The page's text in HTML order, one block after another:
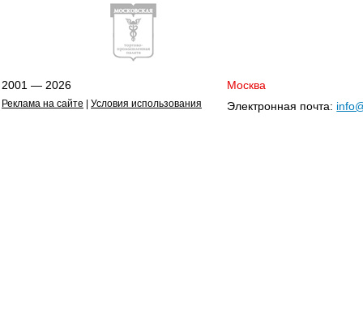
2001 — 2026
Реклама на сайте Условия использования
Москва
Электронная почта: